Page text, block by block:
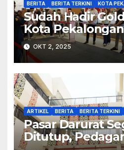
BERITA BERITA TERKINI KOTA
Sudah Hadir
Kota Pekalongan
OKT 2, 2025
ARTIKEL BERITA BERITA TERKINI
Pasar Darurat
Ditutup,